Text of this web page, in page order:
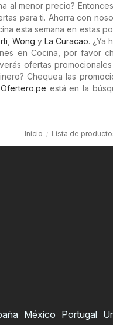
al menor precio?
para ti. Ahorra con
esta semana en estas
, Wong y La Curacao. ¿Ya
en Cocina, por favor
ofertas
Chequea las
Ofertero.pe está en la
Inicio Lista de
México Portugal